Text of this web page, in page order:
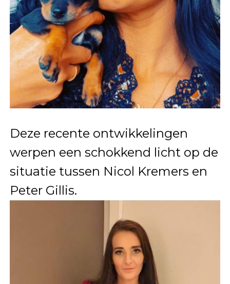
Deze recente ontwikkelingen
werpen een schokkend licht op de
situatie tussen Nicol Kremers en
Peter Gillis.